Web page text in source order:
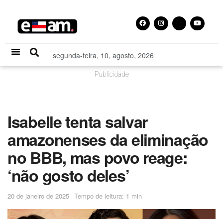
segunda-feira, 10, agosto, 2026
Publicidade
Isabelle tenta salvar
amazonenses da eliminação
no BBB, mas povo reage:
‘não gosto deles’
20 de janeiro de 2025 Tempo de leitura: 1 min